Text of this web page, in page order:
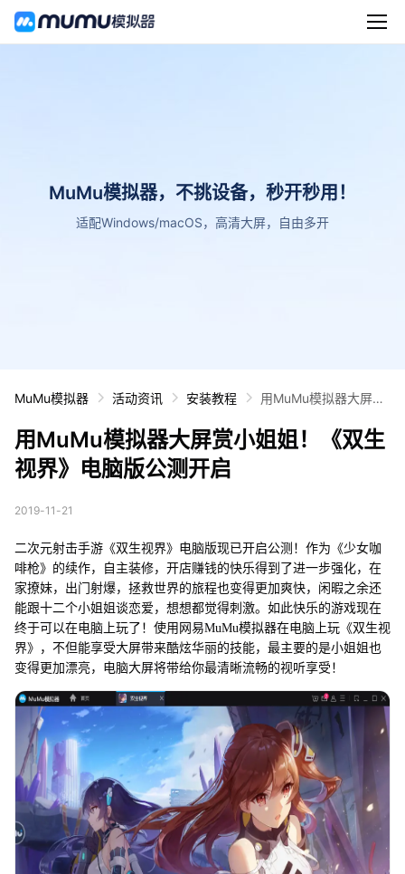
MuMu模拟器，不挑设备，秒开秒用！
适配Windows/macOS，高清大屏，自由多开
MuMu模拟器 活动资讯 安装教程
用MuMu模拟器大屏赏
电脑版公测开启
用MuMu模拟器大屏赏小姐姐！《双生
视界》电脑版公测开启
2019-11-21
二次元射击手游《双生视界》电脑版现已开启公测！作为《少女咖
啡枪》的续作，自主装修，开店赚钱的快乐得到了进一步强化，在
家撩妹，出门射爆，拯救世界的旅程也变得更加爽快，闲暇之余还
能跟十二个小姐姐谈恋爱，想想都觉得刺激。如此快乐的游戏现在
终于可以在电脑上玩了！使用网易MuMu模拟器在电脑上玩《双生视
界》，不但能享受大屏带来酷炫华丽的技能，最主要的是小姐姐也
变得更加漂亮，电脑大屏将带给你最清晰流畅的视听享受！